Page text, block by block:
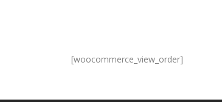
[woocommerce_view_order]